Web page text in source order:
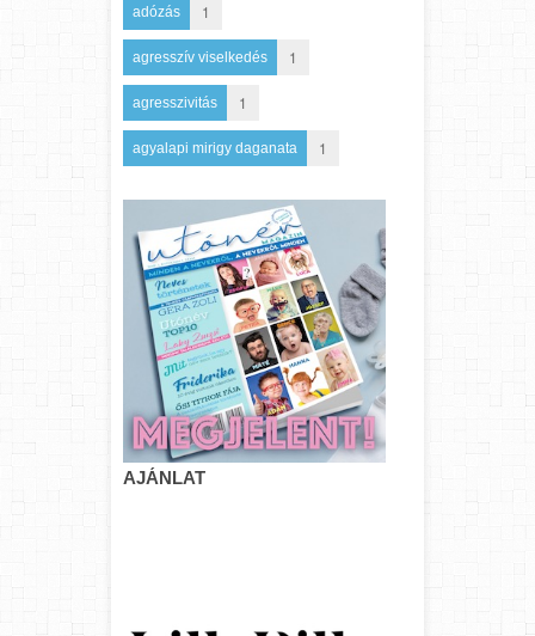
adózás 1
agresszív viselkedés 1
agresszivitás 1
agyalapi mirigy daganata 1
AJÁNLAT